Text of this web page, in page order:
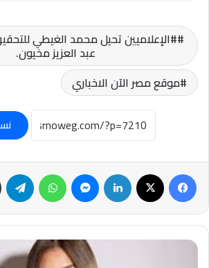
#الإعلاميين تحيل محمد الغيطي
عبد العزيز مخيون.
موقع مصر الآن الاخباري
فيسبوك لينكدإن ماسنجر واتساب
#ممثلو